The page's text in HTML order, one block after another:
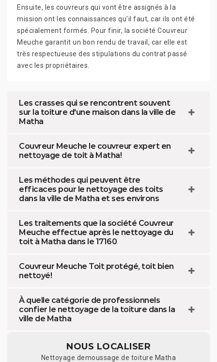
Ensuite, les couvreurs qui vont être assignés à la
mission ont les connaissances qu'il faut, car ils ont été
spécialement formés. Pour finir, la société Couvreur
Meuche garantit un bon rendu de travail, car elle est
très respectueuse des stipulations du contrat passé
avec les propriétaires.
Les crasses qui se rencontrent souvent
sur la toiture d'une maison dans la ville de
Matha
Couvreur Meuche le couvreur expert en
nettoyage de toit à Matha!
Les méthodes qui peuvent être
efficaces pour le nettoyage des toits
dans la ville de Matha et ses environs
Les traitements que la société Couvreur
Meuche effectue après le nettoyage du
toit à Matha dans le 17160
Couvreur Meuche Toit protégé, toit bien
nettoyé!
À quelle catégorie de professionnels
confier le nettoyage de la toiture dans la
ville de Matha
NOUS LOCALISER
Nettoyage demoussage de toiture Matha